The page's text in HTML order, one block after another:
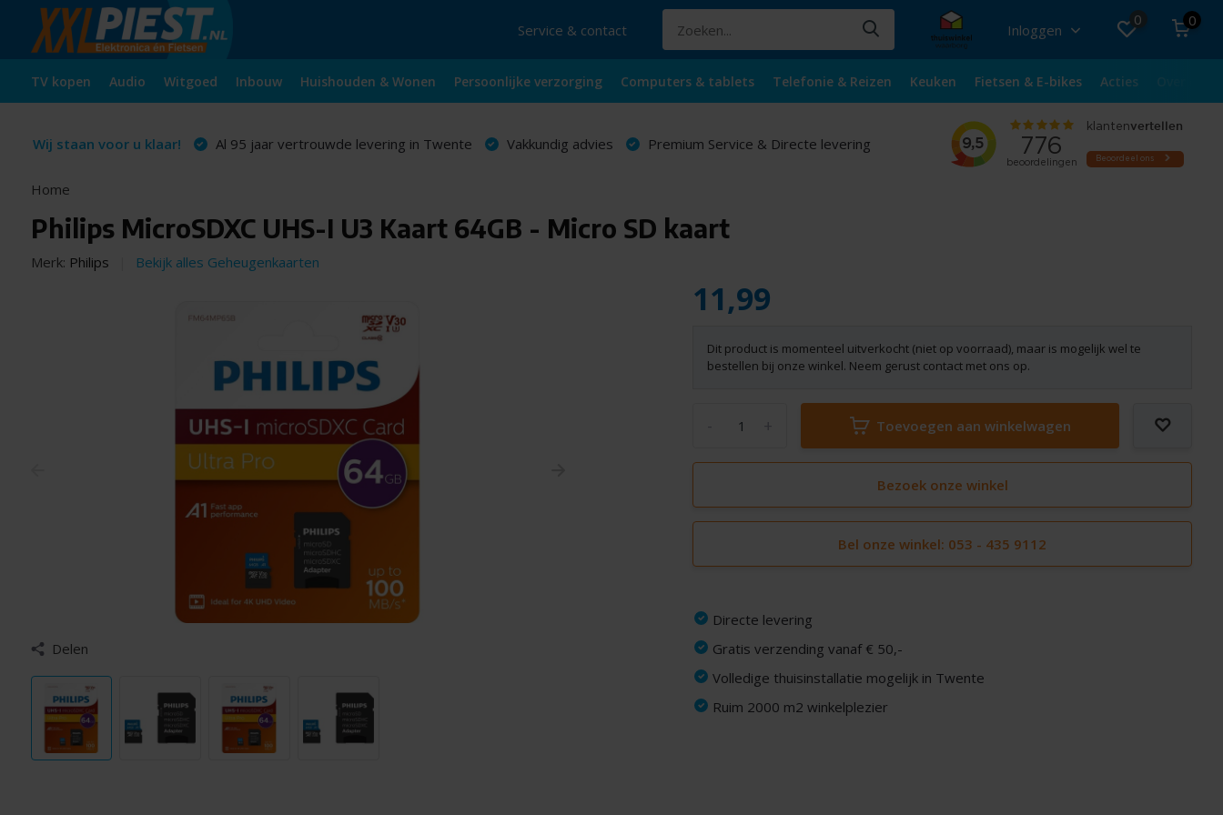
Service & contact Inloggen
0 0
TV kopen Audio Witgoed Inbouw Huishouden & Wonen Persoonlijke verzorging Computers & tablets Telefonie & Reizen Keuken Fietsen & E-bikes Acties
Wij staan voor u klaar! Al 95 jaar vertrouwde levering in Twente Vakkundig advies Premium Service & Directe levering
Home
Philips MicroSDXC UHS-I U3 Kaart 64GB - Micro SD kaart
Merk: Philips Bekijk alles Geheugenkaarten
Delen
11,99
Dit product is momenteel uitverkocht (niet op voorraad), maar is mogelijk wel te
bestellen bij onze winkel. Neem gerust contact met ons op.
Toevoegen aan winkelwagen
Bezoek onze winkel
Bel onze winkel: 053 - 435 9112
Directe levering
Gratis verzending vanaf € 50,-
Volledige thuisinstallatie mogelijk in Twente
Ruim 2000 m2 winkelplezier